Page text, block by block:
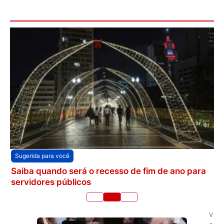
Sugerida para você
Saiba quando será o recesso de fim de ano para
servidores públicos
V